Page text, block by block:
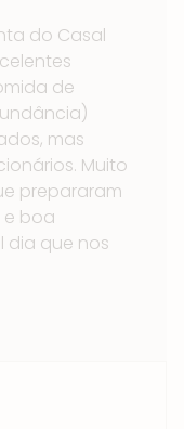
do Casal
de
mas
Muito
prepararam
e boa
dia que nos